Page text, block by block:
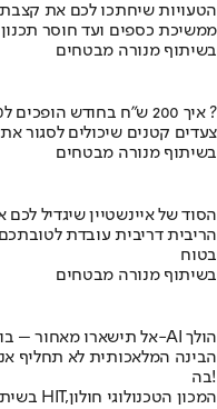
הטעויות שיחתכו לכם את
ממשיכת כספים ועד חוסר
בשיתוף מנורה מבטחים
איך 200 ש"ח בחודש הופכים ל140 אלף ?
צעדים קטנים שיכולים לסגור
בשיתוף מנורה מבטחים
הסוד של איינשטיין שיגדיל
הריבית דריבית עובדת
בטוח
בשיתוף מנורה מבטחים
אל תישארו מאחור – בואו לגלות לאן ה-AI הולך
הבינה המלאכותית לא תחליף
בה!
בשיתוף HIT,המכון הטכנולוגי חולון